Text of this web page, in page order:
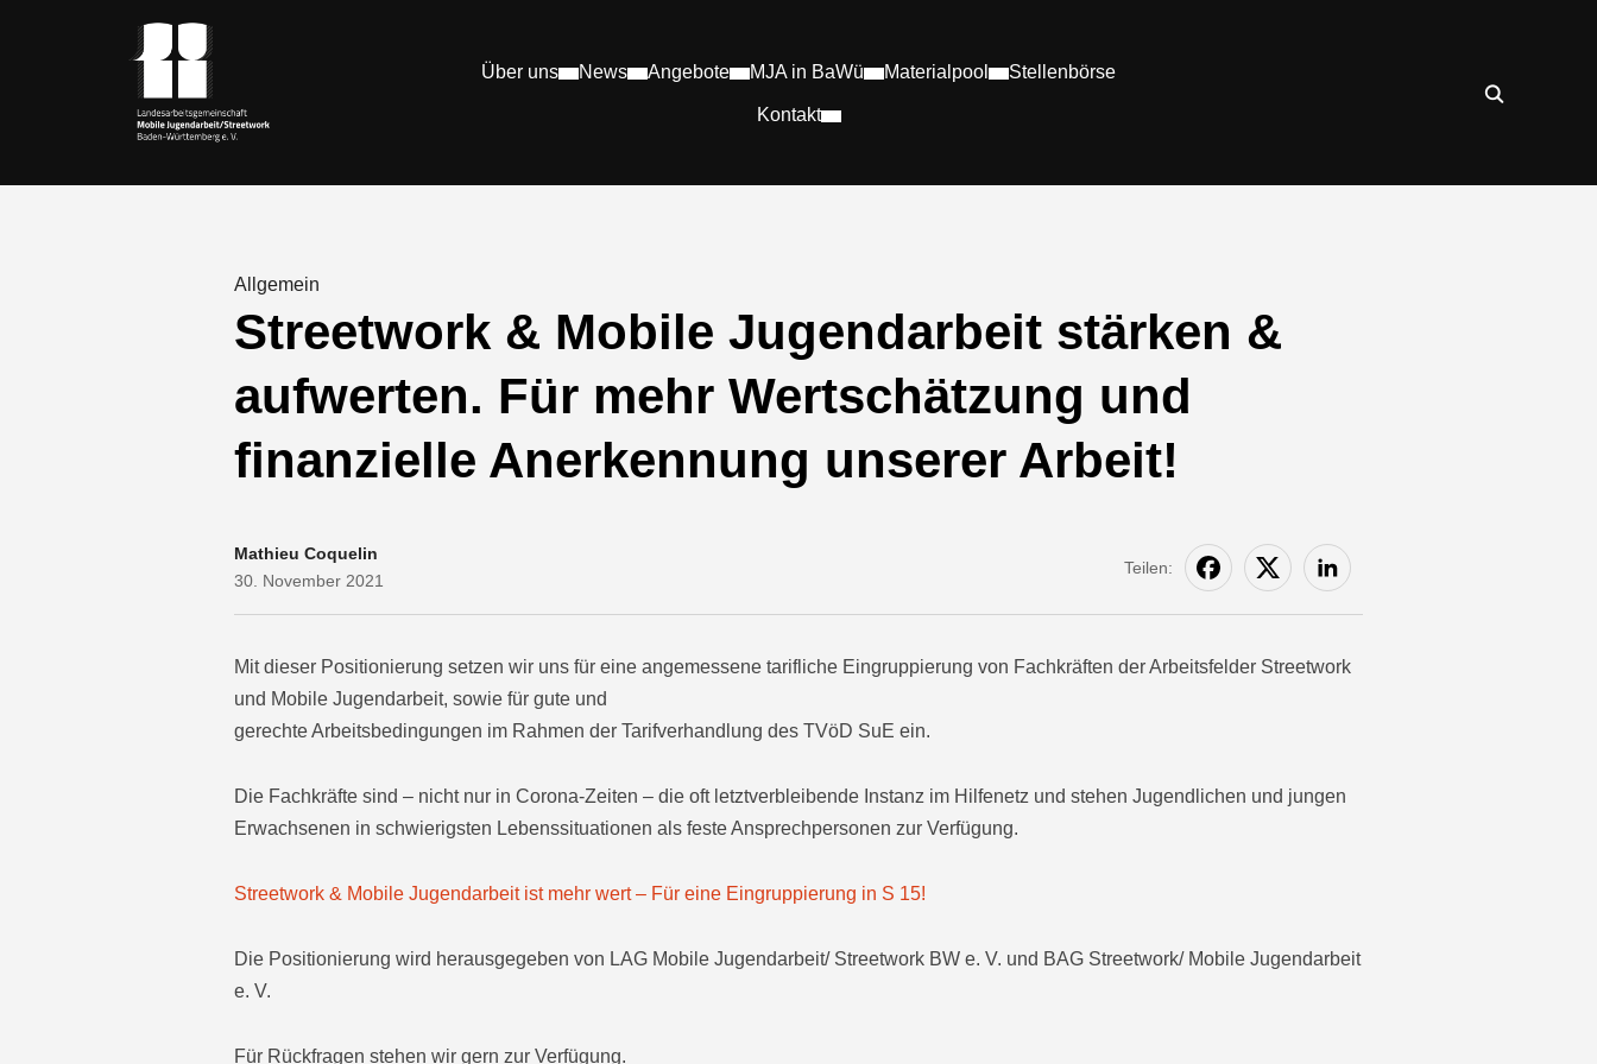
Über uns News Angebote MJA in BaWü Materialpool Stellenbörse
Kontakt
Allgemein
Streetwork & Mobile Jugendarbeit stärken &
aufwerten. Für mehr Wertschätzung und
finanzielle Anerkennung unserer Arbeit!
Mathieu Coquelin
30. November 2021
Teilen:
Mit dieser Positionierung setzen wir uns für eine angemessene tarifliche Eingruppierung von Fachkräften der Arbeitsfelder Streetwork
und Mobile Jugendarbeit, sowie für gute und
gerechte Arbeitsbedingungen im Rahmen der Tarifverhandlung des TVöD SuE ein.
Die Fachkräfte sind – nicht nur in Corona-Zeiten – die oft letztverbleibende Instanz im Hilfenetz und stehen Jugendlichen und jungen
Erwachsenen in schwierigsten Lebenssituationen als feste Ansprechpersonen zur Verfügung.
Streetwork & Mobile Jugendarbeit ist mehr wert – Für eine Eingruppierung in S 15!
Die Positionierung wird herausgegeben von LAG Mobile Jugendarbeit/ Streetwork BW e. V. und BAG Streetwork/ Mobile Jugendarbeit
e. V.
Für Rückfragen stehen wir gern zur Verfügung.